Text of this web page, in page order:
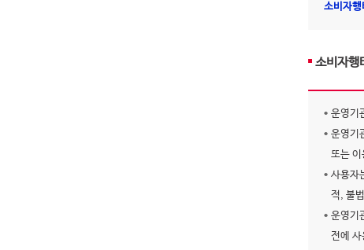
소비자행
소비자행
운영기
운영기
또는 이
사용자
적, 불
운영기
전에 사